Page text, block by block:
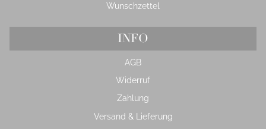
Wunschzettel
INFO
AGB
Widerruf
Zahlung
Versand & Lieferung